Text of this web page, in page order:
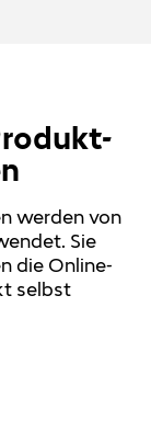
werden von
Sie
die Online-
selbst